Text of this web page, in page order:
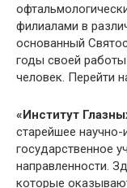
филиалами в
основанный
годы своей
человек. Перейти
«Институт
старейшее научно-
государственное
направленности.
которые